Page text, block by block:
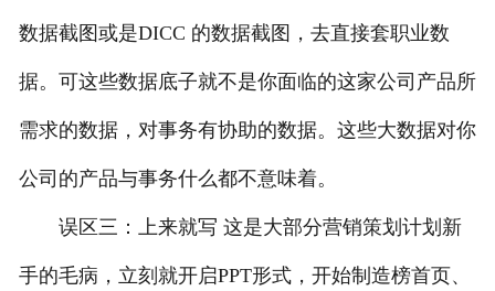
数据截图或是DICC 的数据截图，去直接套职业数
据。可这些数据底子就不是你面临的这家公司产品所
需求的数据，对事务有协助的数据。这些大数据对你
公司的产品与事务什么都不意味着。
误区三：上来就写 这是大部分营销策划计划新
手的毛病，立刻就开启PPT形式，开始制造榜首页、